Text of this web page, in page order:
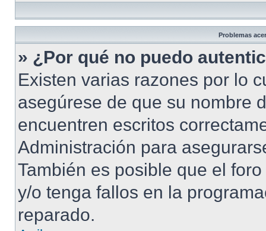
Problemas
» ¿Por qué no puedo
Existen varias razones por lo
asegúrese de que su nombre
encuentren escritos
Administración para
También es posible que el
y/o tenga fallos en la
reparado.